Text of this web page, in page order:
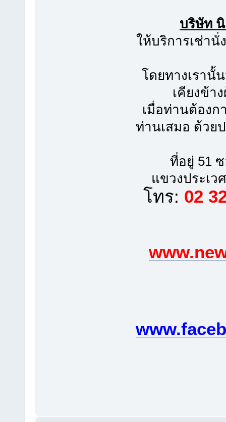
บริษัท
ให้บริการเช่า
โดยทางเรานั้
เคียงข้า
เมื่อท่านต้องก
ท่านเสมอ ด้วย
ที่อยู่ 51
แขวงประเว
โทร: 02